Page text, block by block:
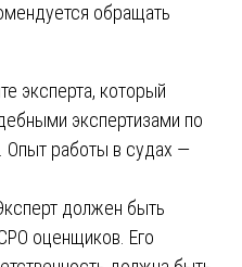
обращать
эксперта, который
экспертизами по
Опыт работы в судах —
должен быть
оценщиков. Его